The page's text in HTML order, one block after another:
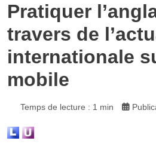
Pratiquer
travers de
internationale
mobile
Temps de lecture : 1 min